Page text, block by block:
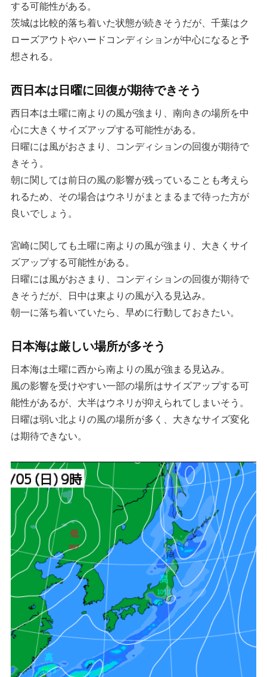
する可能性がある。
茨城は比較的落ち着いた状態が続きそうだが、千葉はク
ローズアウトやハードコンディションが中心になると予
想される。
西日本は日曜に回復が期待できそう
西日本は土曜に南よりの風が強まり、南向きの場所を中
心に大きくサイズアップする可能性がある。
日曜には風がおさまり、コンディションの回復が期待で
きそう。
朝に関しては前日の風の影響が残っていることも考えら
れるため、その場合はウネリがまとまるまで待った方が
良いでしょう。
宮崎に関しても土曜に南よりの風が強まり、大きくサイ
ズアップする可能性がある。
日曜には風がおさまり、コンディションの回復が期待で
きそうだが、日中は東よりの風が入る見込み。
朝一に落ち着いていたら、早めに行動しておきたい。
日本海は厳しい場所が多そう
日本海は土曜に西から南よりの風が強まる見込み。
風の影響を受けやすい一部の場所はサイズアップする可
能性があるが、大半はウネリが抑えられてしまいそう。
日曜は弱い北よりの風の場所が多く、大きなサイズ変化
は期待できない。